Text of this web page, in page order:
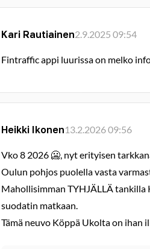
Kari Rautiainen2.9.2025 09:54
Fintraffic appi luurissa on melko
Heikki Ikonen13.2.2026 09:56
Vko 8 2026 🥶, nyt erityisen
Oulun pohjos puolella vasta
Mahollisimman TYHJÄLLÄ tankilla
suodatin matkaan.
Tämä neuvo Köppä Ukolta on ihan